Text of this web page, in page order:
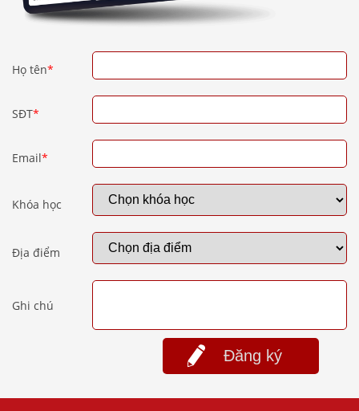
Họ tên*
SĐT*
Email*
Khóa học
Địa điểm
Ghi chú
Đăng ký